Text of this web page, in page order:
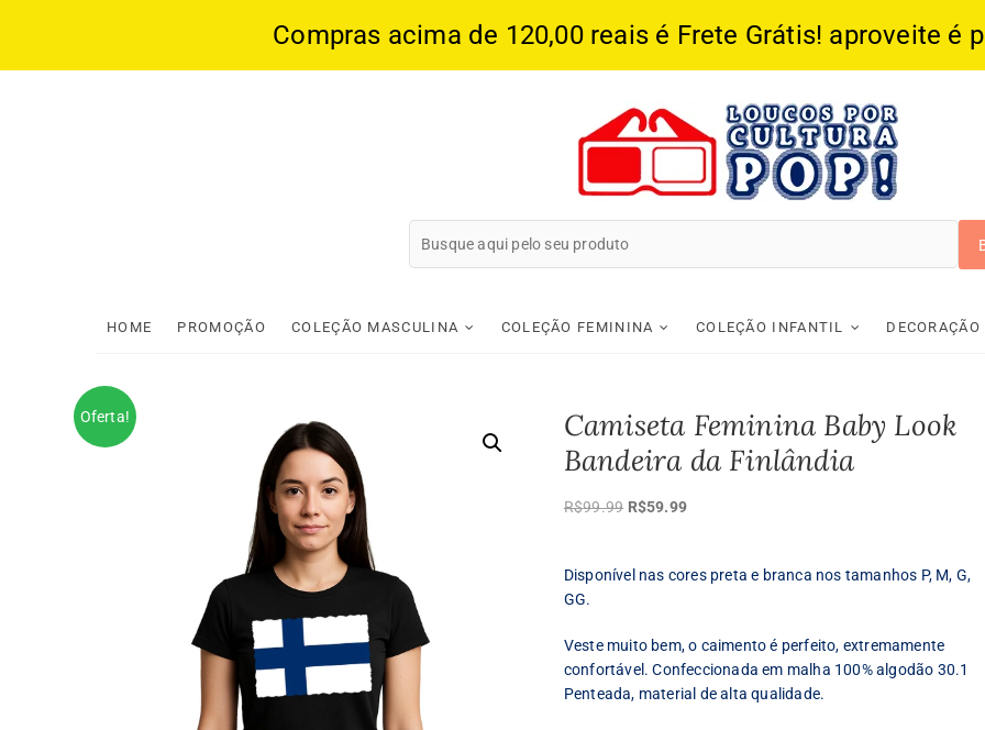
Compras acima de 120,00 reais é Frete Grátis! aproveite é
Loucos Por Cultura
HOME PROMOÇÃO COLEÇÃO MASCULINA COLEÇÃO FEMININA COLEÇÃO INFANTIL DECORAÇÃO
Oferta!
Camiseta Feminina Baby Look
Bandeira da Finlândia
R$99.99 O
era:
R$59.99O
é:
Disponível nas cores preta e branca nos tamanhos P, M, G,
GG.
Veste muito bem, o caimento é perfeito, extremamente
confortável. Confeccionada em malha 100% algodão 30.1
Penteada, material de alta qualidade.